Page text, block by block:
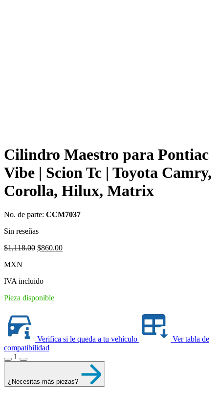
Cilindro Maestro para Pontiac
Vibe | Scion Tc | Toyota Camry,
Corolla, Hilux, Matrix
No. de parte: CCM7037
Sin reseñas
$1,118.00 Original
$860.00Current
MXN
IVA incluido
Pieza disponible
Verifica si le queda a tu vehículo
Ver tabla de
compatibilidad
1
¿Necesitas más piezas?